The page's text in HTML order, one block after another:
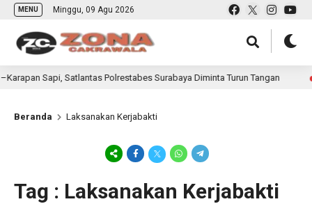
MENU Minggu, 09 Agu 2026
Sapi, Satlantas Polrestabes Surabaya Diminta Turun Tangan
Beranda Laksanakan Kerjabakti
Tag : Laksanakan Kerjabakti